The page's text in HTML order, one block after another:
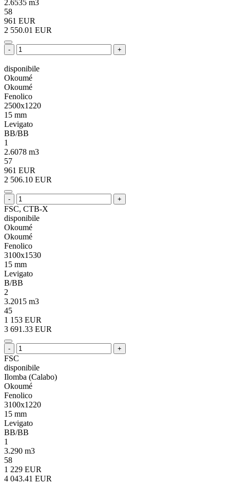
2.6535 m3
58
961 EUR
2 550.01 EUR
- +
disponibile
Okoumé
Okoumé
Fenolico
2500x1220
15 mm
Levigato
BB/BB
1
2.6078 m3
57
961 EUR
2 506.10 EUR
- +
FSC, CTB-X
disponibile
Okoumé
Okoumé
Fenolico
3100x1530
15 mm
Levigato
B/BB
2
3.2015 m3
45
1 153 EUR
3 691.33 EUR
- +
FSC
disponibile
Ilomba (Calabo)
Okoumé
Fenolico
3100x1220
15 mm
Levigato
BB/BB
1
3.290 m3
58
1 229 EUR
4 043.41 EUR